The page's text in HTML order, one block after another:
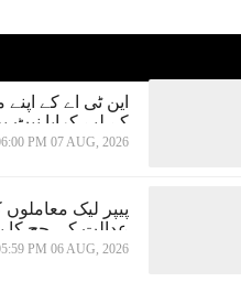
این ٹی اے کے
کے لیے کرایا نیٹ-
سی بی آئی کی
PM 07 AUG, 2026
پیپر لیک
عدالت کی جج کا
ہفتے بھر بعد ہی
PM 06 AUG, 2026